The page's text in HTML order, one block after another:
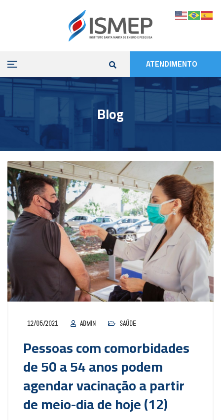
ATENDIMENTO
Blog
12/05/2021 ADMIN SAÚDE
Pessoas com comorbidades
de 50 a 54 anos podem
agendar vacinação a partir
de meio-dia de hoje (12)